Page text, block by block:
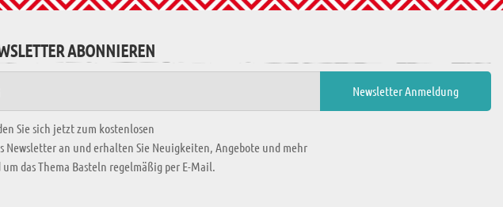
ABONNIEREN
Sie sich jetzt zum kostenlosen
Newsletter an und erhalten Sie Neuigkeiten, Angebote und mehr
um das Thema Basteln regelmäßig per E-Mail.